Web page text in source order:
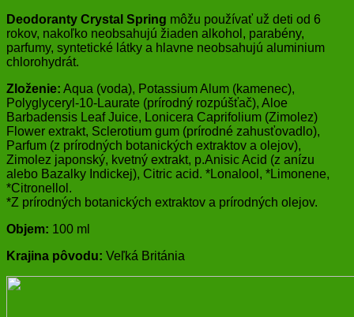
Deodoranty Crystal Spring môžu používať už deti od 6
rokov, nakoľko neobsahujú žiaden alkohol, parabény,
parfumy, syntetické látky a hlavne neobsahujú aluminium
chlorohydrát.
Zloženie: Aqua (voda), Potassium Alum (kamenec),
Polyglyceryl-10-Laurate (prírodný rozpúšťač), Aloe
Barbadensis Leaf Juice, Lonicera Caprifolium (Zimolez)
Flower extrakt, Sclerotium gum (prírodné zahusťovadlo),
Parfum (z prírodných botanických extraktov a olejov),
Zimolez japonský, kvetný extrakt, p.Anisic Acid (z anízu
alebo Bazalky Indickej), Citric acid. *Lonalool, *Limonene,
*Citronellol.
*Z prírodných botanických extraktov a prírodných olejov.
Objem: 100 ml
Krajina pôvodu: Veľká Británia